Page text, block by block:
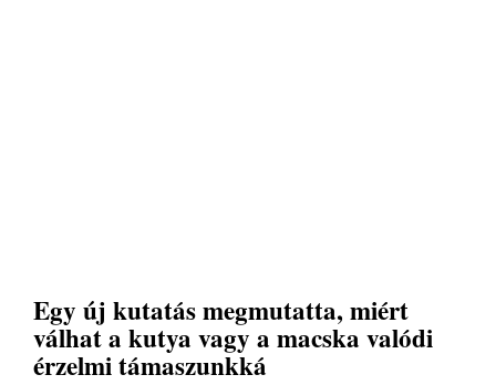
Egy új kutatás megmutatta, miért
válhat a kutya vagy a macska valódi
érzelmi támaszunkká